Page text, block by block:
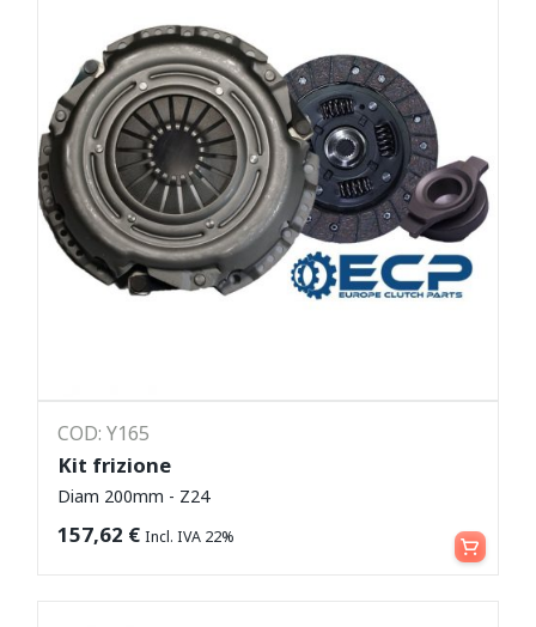
COD: Y165
Kit frizione
Diam 200mm - Z24
157,62 € Incl. IVA 22% Leggi tutto